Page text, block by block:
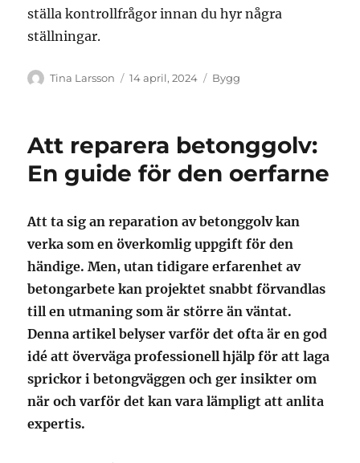
ställa kontrollfrågor innan du hyr några
ställningar.
Författare
Tina Larsson
Publicerat
14 april, 2024 Kategorier
Bygg
Att reparera betonggolv:
En guide för den oerfarne
Att ta sig an reparation av betonggolv kan
verka som en överkomlig uppgift för den
händige. Men, utan tidigare erfarenhet av
betongarbete kan projektet snabbt förvandlas
till en utmaning som är större än väntat.
Denna artikel belyser varför det ofta är en god
idé att överväga professionell hjälp för att laga
sprickor i betongväggen och ger insikter om
när och varför det kan vara lämpligt att anlita
expertis.